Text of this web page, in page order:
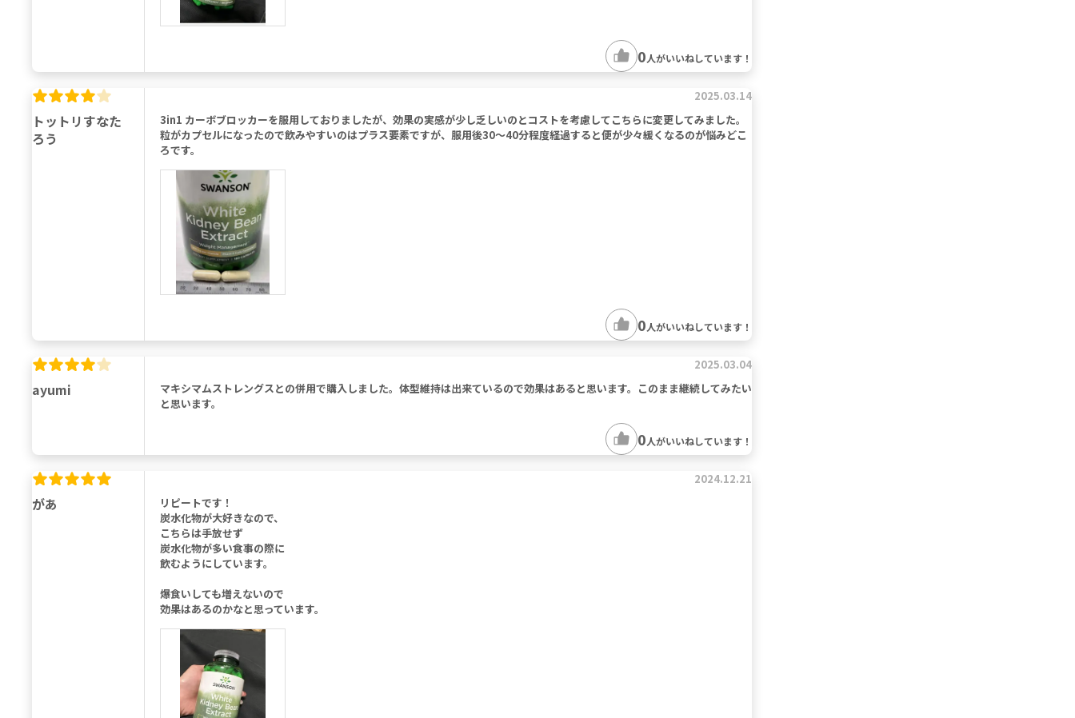
0人がいいねしています！
トットリすなた
ろう
2025.03.14
3in1 カーボブロッカーを服用しておりましたが、効果の実感が少し乏しいのとコストを考慮してこちらに変更してみました。
粒がカプセルになったので飲みやすいのはプラス要素ですが、服用後30～40分程度経過すると便が少々緩くなるのが悩みどこ
ろです。
0人がいいねしています！
ayumi
2025.03.04
マキシマムストレングスとの併用で購入しました。体型維持は出来ているので効果はあると思います。このまま継続してみたい
と思います。
0人がいいねしています！
があ
2024.12.21
リピートです！
炭水化物が大好きなので、
こちらは手放せず
炭水化物が多い食事の際に
飲むようにしています。
爆食いしても増えないので
効果はあるのかなと思っています。